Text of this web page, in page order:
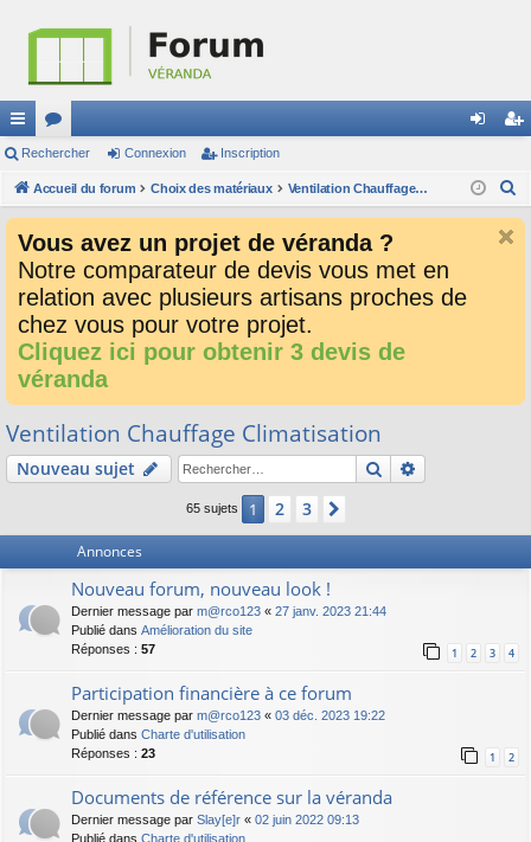
ac
co
ci
or
u
s
ne cri
Rechercher Connexion Inscription
Accueil du forum Choix des matériaux Ventilation Chauffage Climatisation
Vous avez un projet de véranda ?
Notre comparateur de devis vous met en
relation avec plusieurs artisans proches de
chez vous pour votre projet.
Cliquez ici pour obtenir 3 devis de
véranda
Ventilation Chauffage Climatisation
Nouveau sujet Rechercher
65 sujets 1 2 3
Annonces
Nouveau forum, nouveau look !
Dernier message par m@rco123 « 27 janv. 2023 21:44
Publié dans Amélioration du site
Réponses : 57 1 2 3 4
Participation financière à ce forum
Dernier message par m@rco123 « 03 déc. 2023 19:22
Publié dans Charte d'utilisation
Réponses : 23 1 2
Documents de référence sur la véranda
Dernier message par Slay[e]r « 02 juin 2022 09:13
Publié dans Charte d'utilisation